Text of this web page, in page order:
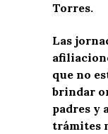
Torres.
Las
que no
brindar
padres y
trámites